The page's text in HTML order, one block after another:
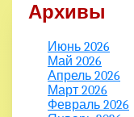
Архивы
Июнь 2026
Май 2026
Апрель 2026
Март 2026
Февраль 2026